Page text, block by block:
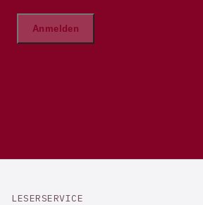
LESERSERVICE